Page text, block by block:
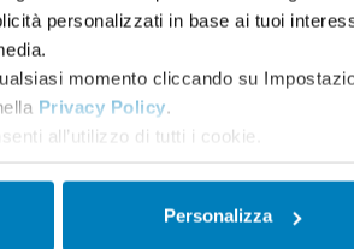
personalizzati in base ai tuoi
momento cliccando su
Privacy Policy.
all’utilizzo di tutti i cookie.
Personalizza
Pediatra
AL CARRELLO